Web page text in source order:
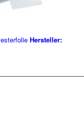
Hersteller: